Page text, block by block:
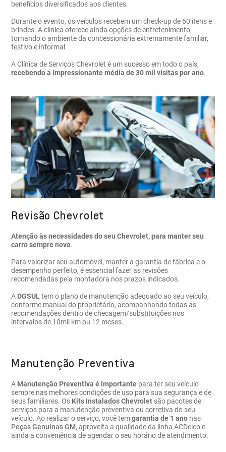
benefícios diversificados aos clientes.
Durante o evento, os veículos recebem um check-up de 60 itens e
brindes. A clínica oferece ainda opções de entretenimento,
tornando o ambiente da concessionária extremamente familiar,
festivo e informal.
A Clínica de Serviços Chevrolet é um sucesso em todo o país,
recebendo a impressionante média de 30 mil visitas por ano.
Revisão Chevrolet
Atenção às necessidades do seu Chevrolet, para manter seu
carro sempre novo.
Para valorizar seu automóvel, manter a garantia de fábrica e o
desempenho perfeito, é essencial fazer as revisões
recomendadas pela montadora nos prazos indicados.
A DGSULtem o plano de manutenção adequado ao seu veículo,
conforme manual do proprietário, acompanhando todas as
recomendações dentro de checagem/substituições nos
intervalos de 10mil km ou 12 meses.
Manutenção Preventiva
A Manutenção Preventiva é importante para ter seu veículo
sempre nas melhores condições de uso para sua segurança e de
seus familiares. Os Kits Instalados Chevrolet são pacotes de
serviços para a manutenção preventiva ou corretiva do seu
veículo. Ao realizar o serviço, você temgarantia de 1 ano nas
Peças Genuínas GM, aproveita a qualidade da linha ACDelco e
ainda a conveniência de agendar o seu horário de atendimento.